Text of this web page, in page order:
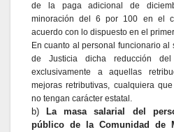
de la paga adicional de
minoración del 6 por 100 en el
acuerdo con lo dispuesto en el
En cuanto al personal funcionario al
de Justicia dicha reducción
exclusivamente a aquellas
mejoras retributivas, cualquiera
no tengan carácter estatal.
b)
La masa salarial del
público de la Comunidad de